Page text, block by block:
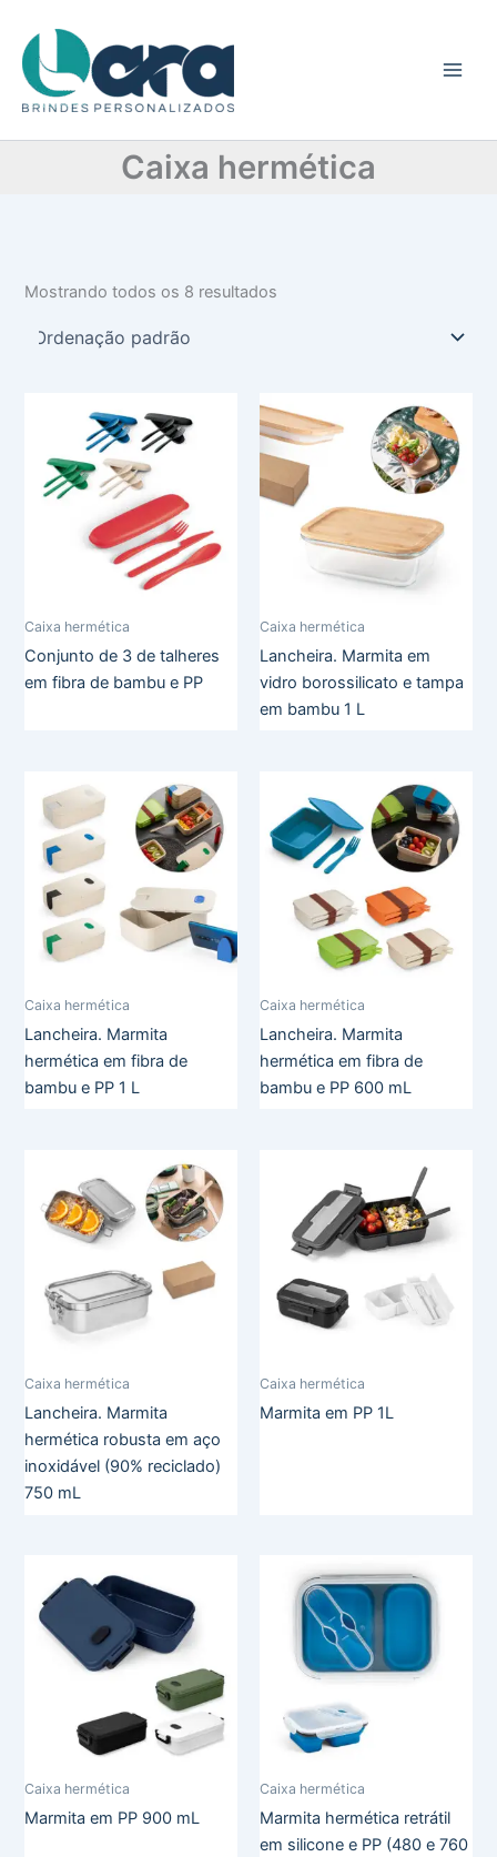
para
conteúdo
Caixa hermética
t
e
r
Mostrando todos os 8 resultados
Caixa hermética
Conjunto de 3 de talheres
em fibra de bambu e PP
Caixa hermética
Lancheira. Marmita em
vidro borossilicato e tampa
em bambu 1 L
Caixa hermética
Lancheira. Marmita
hermética em fibra de
bambu e PP 1 L
Caixa hermética
Lancheira. Marmita
hermética em fibra de
bambu e PP 600 mL
Caixa hermética
Lancheira. Marmita
hermética robusta em aço
inoxidável (90% reciclado)
750 mL
Caixa hermética
Marmita em PP 1L
Caixa hermética
Marmita em PP 900 mL
Caixa hermética
Marmita hermética retrátil
em silicone e PP (480 e 760